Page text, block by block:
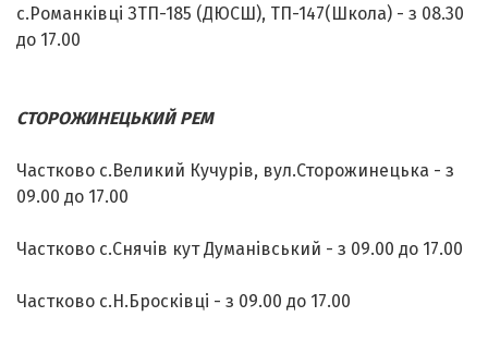
с.Романківці ЗТП-185 (ДЮСШ), ТП-147(Школа) - з 08.30
до 17.00
CТОРОЖИНЕЦЬКИЙ РЕМ
Частково с.Великий Кучурів, вул.Сторожинецька - з
09.00 до 17.00
Частково с.Снячів кут Думанівський - з 09.00 до 17.00
Частково с.Н.Бросківці - з 09.00 до 17.00